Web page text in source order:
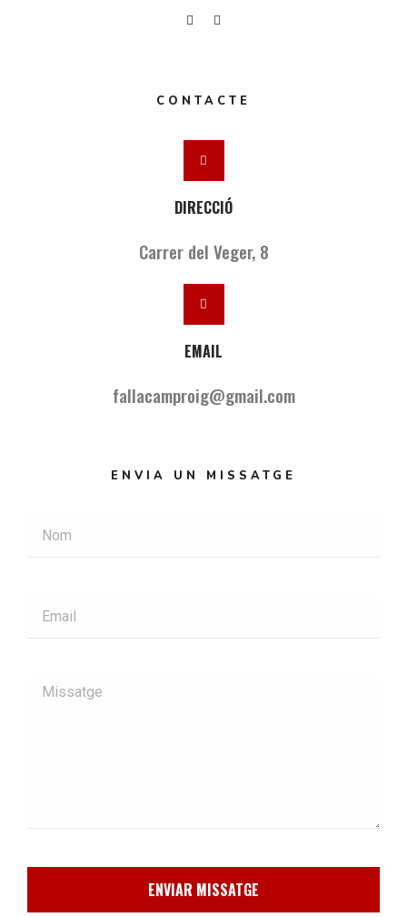
CONTACTE
DIRECCIÓ
Carrer del Veger, 8
EMAIL
fallacamproig@gmail.com
ENVIA UN MISSATGE
ENVIAR MISSATGE